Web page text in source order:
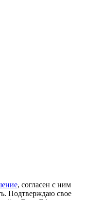
, согласен с ним
Подтверждаю свое